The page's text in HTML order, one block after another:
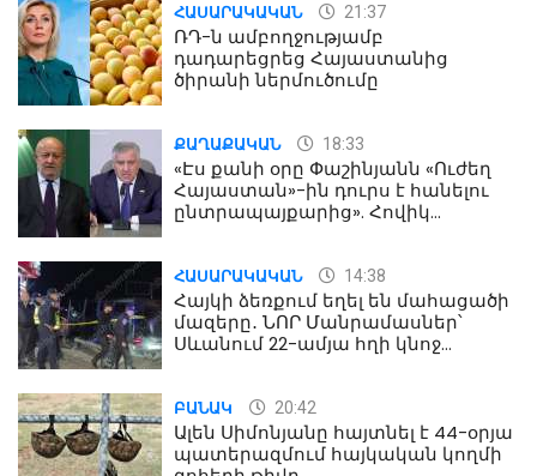
ՀԱՍԱՐԱԿԱԿԱՆ 21:37
ՌԴ-ն ամբողջությամբ
դադարեցրեց Հայաստանից
ծիրանի ներմուծումը
ՔԱՂԱՔԱԿԱՆ 18:33
«Էս քանի օրը Փաշինյանն «Ուժեղ
Հայաստան»-ին դուրս է հանելու
ընտրապայքարից». Հովիկ
ՀԱՍԱՐԱԿԱԿԱՆ 14:38
Հայկի ձեռքում եղել են մահացածի
մազերը․ ՆՈՐ Մանրամասներ՝
Սևանում 22-ամյա հղի կնոջ
ԲԱՆԱԿ 20:42
Ալեն Սիմոնյանը հայտնել է 44-օրյա
պատերազմում հայկական կողմի